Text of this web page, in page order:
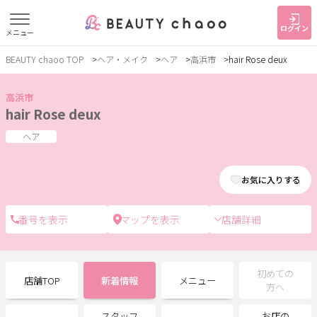
メニュー ログイン
すでに会員の方 はじめてご利用の方
ジャンルで探す
リラク・整体
スクール・
トレーニング
サービス
大人女子トピック ランキング
BEAUTY chaoo TOP ヘア・メイク ヘア 高浜市 hair Rose deux
高浜市
hair Rose deux
ヘア
お気に入りする
店舗詳細
店舗TOP 新着情報 メニュー
初めての
方へ